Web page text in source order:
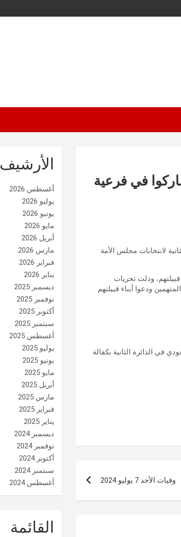
نظموا وشاركوا في فرعية
الثانية لانتخابات مجلس الأمة
قبيلتهم، ودلت تحريات
ودعوا أبناء قبيلتهم
وهم من ذات القبيلة ومن بينهم 6 مرشحين وسعودي في الدائرة الثانية بكفالة
وفيات الأحد 7 يوليو 2024
الأرشيف
أغسطس 2026
يوليو 2026
يونيو 2026
مايو 2026
أبريل 2026
مارس 2026
فبراير 2026
يناير 2026
ديسمبر 2025
نوفمبر 2025
أكتوبر 2025
سبتمبر 2025
أغسطس 2025
يوليو 2025
يونيو 2025
مايو 2025
أبريل 2025
مارس 2025
فبراير 2025
يناير 2025
ديسمبر 2024
نوفمبر 2024
أكتوبر 2024
سبتمبر 2024
أغسطس 2024
القائمة